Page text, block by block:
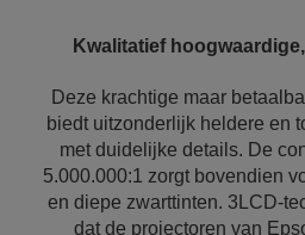
Kwalitatief
Deze krachtige maar
biedt uitzonderlijk heldere en
met duidelijke details. De
5.000.000:1 zorgt bovendien
en diepe zwarttinten. 3LCD-
dat de projectoren van